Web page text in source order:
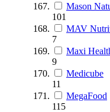
Mason
101
MAV
7
Maxi
9
Medicube
11
MegaFood
115